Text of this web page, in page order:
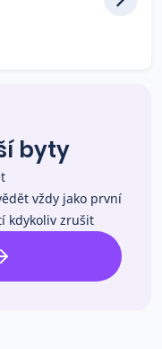
byty
vždy jako první
kdykoliv zrušit